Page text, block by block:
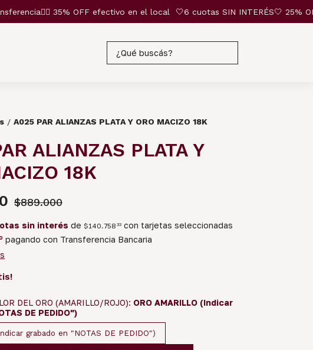
35% OFF efectivo en el local 🤍6 cuotas SIN INTERÉS🤍 25%
/ A025 PAR ALIANZAS PLATA Y ORO MACIZO 18K
ALIANZAS PLATA Y
18K
$889.000
sin interés de $140.758 33 con tarjetas seleccionadas
pagando con Transferencia Bancaria
DEL ORO (AMARILLO/ROJO): ORO AMARILLO (Indicar
DE PEDIDO")
grabado en "NOTAS DE PEDIDO")